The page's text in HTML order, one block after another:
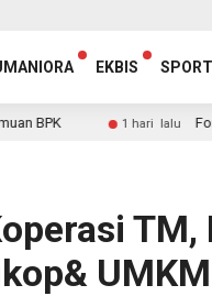
EKBIS SPORT
1 hari lalu Fordmast
TM,